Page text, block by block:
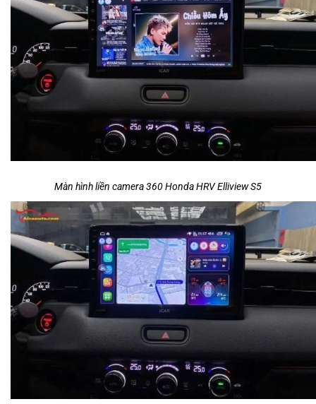
Màn hình liền camera 360 Honda HRV Elliview S5